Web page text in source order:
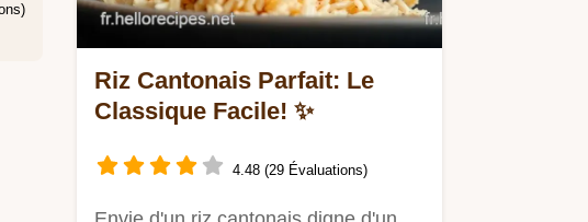
Riz Cantonais Parfait: Le
Classique Facile! ✨
4.48 (29 Évaluations)